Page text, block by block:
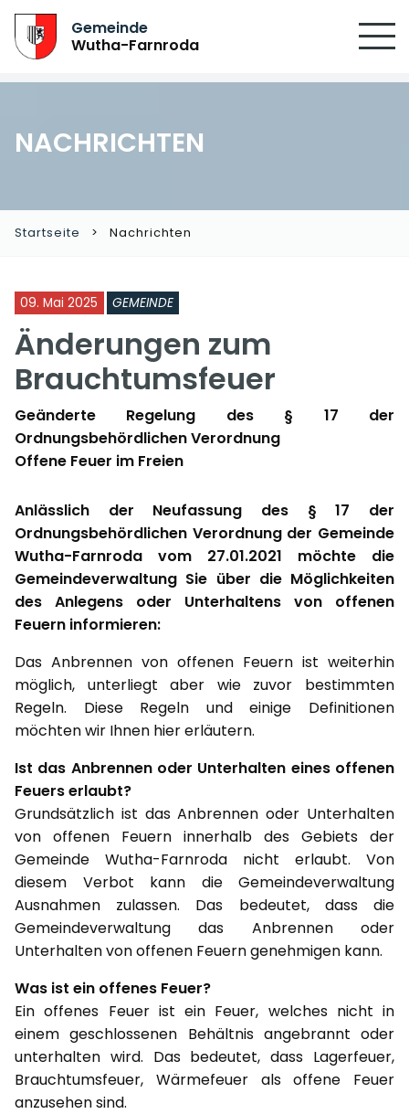
Gemeinde
Wutha-Farnroda
NACHRICHTEN
Startseite Nachrichten
09. Mai 2025 GEMEINDE
Änderungen zum
Brauchtumsfeuer
Geänderte Regelung des § 17 der
Ordnungsbehördlichen Verordnung
Offene Feuer im Freien
Anlässlich der Neufassung des § 17 der
Ordnungsbehördlichen Verordnung der Gemeinde
Wutha-Farnroda vom 27.01.2021 möchte die
Gemeindeverwaltung Sie über die Möglichkeiten
des Anlegens oder Unterhaltens von offenen
Feuern informieren:
Das Anbrennen von offenen Feuern ist weiterhin
möglich, unterliegt aber wie zuvor bestimmten
Regeln. Diese Regeln und einige Definitionen
möchten wir Ihnen hier erläutern.
Ist das Anbrennen oder Unterhalten eines offenen
Feuers erlaubt?
Grundsätzlich ist das Anbrennen oder Unterhalten
von offenen Feuern innerhalb des Gebiets der
Gemeinde Wutha-Farnroda nicht erlaubt. Von
diesem Verbot kann die Gemeindeverwaltung
Ausnahmen zulassen. Das bedeutet, dass die
Gemeindeverwaltung das Anbrennen oder
Unterhalten von offenen Feuern genehmigen kann.
Was ist ein offenes Feuer?
Ein offenes Feuer ist ein Feuer, welches nicht in
einem geschlossenen Behältnis angebrannt oder
unterhalten wird. Das bedeutet, dass Lagerfeuer,
Brauchtumsfeuer, Wärmefeuer als offene Feuer
anzusehen sind.